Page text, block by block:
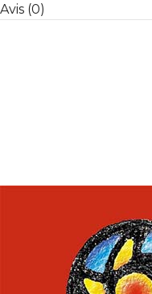
Avis (0)